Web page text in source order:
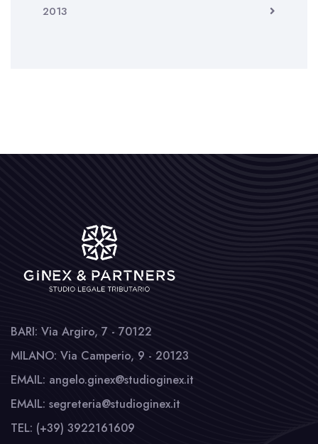
2013
BARI: Via Argiro, 7 - 70122
MILANO: Via Camperio, 9 - 20123
EMAIL: angelo.ginex@studioginex.it
EMAIL: segreteria@studioginex.it
TEL: (+39) 3922161609